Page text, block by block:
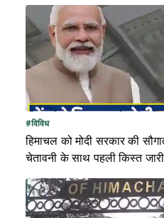
#विविध
हिमाचल को मोदी सरकार की
चेतावनी के साथ पहली किस्त जारी